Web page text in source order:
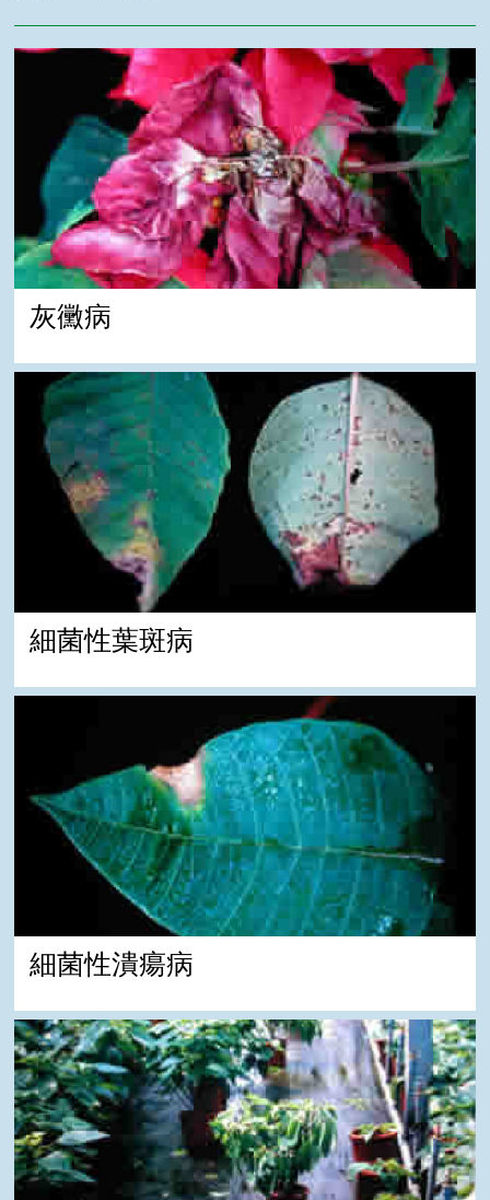
灰黴病
細菌性葉斑病
細菌性葉斑病
細菌性潰瘍病
疫病